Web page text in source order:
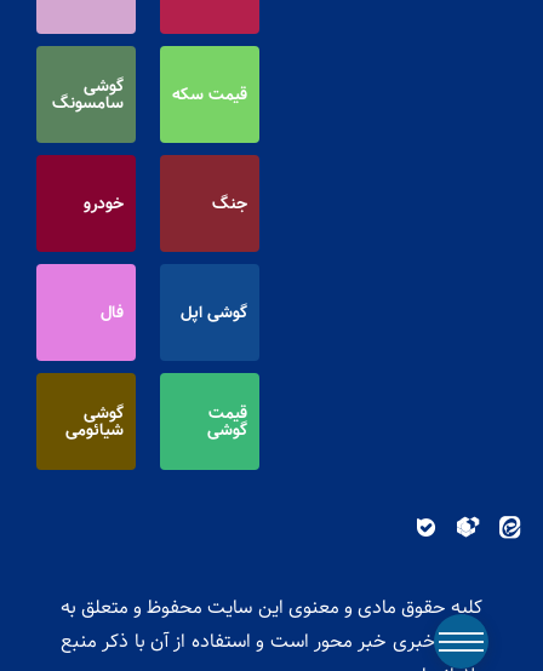
قیمت سکه گوشی
سامسونگ
جنگ خودرو
گوشی اپل فال
قیمت
گوشی
گوشی
شیائومی
کلیه حقوق مادی و معنوی این سایت محفوظ و متعلق به
پایگاه خبری خبر محور است و استفاده از آن با ذکر منبع